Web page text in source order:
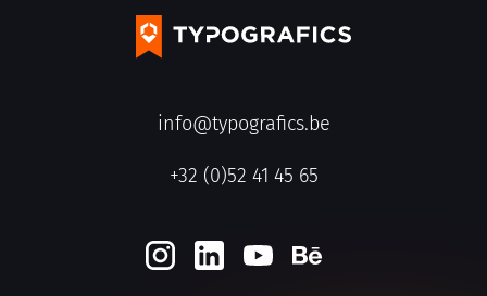
info@typografics.be
+32 (0)52 41 45 65